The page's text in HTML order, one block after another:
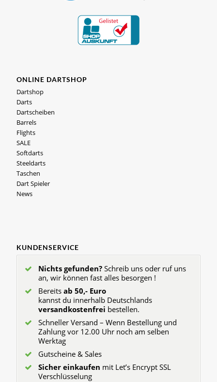
ONLINE DARTSHOP
Dartshop
Darts
Dartscheiben
Barrels
Flights
SALE
Softdarts
Steeldarts
Taschen
Dart Spieler
News
KUNDENSERVICE
Nichts gefunden?Schreib uns oder ruf uns
an, wir können fast alles besorgen !
Bereits ab 50,- Euro
kannst du innerhalb Deutschlands
versandkostenfrei bestellen.
Schneller Versand – Wenn Bestellung und
Zahlung vor 12.00 Uhr noch am selben
Werktag
Gutscheine & Sales
Sicher einkaufen mit Let’s Encrypt SSL
Verschlüsselung